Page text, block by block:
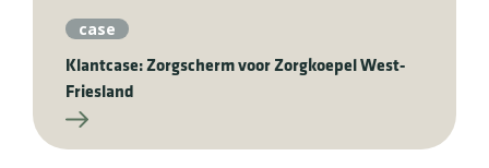
case
Klantcase: Zorgscherm voor Zorgkoepel West-
Friesland